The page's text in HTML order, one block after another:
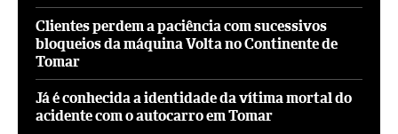
Clientes perdem a paciência com sucessivos
bloqueios da máquina Volta no Continente de
Tomar
Já é conhecida a identidade da vítima mortal do
acidente com o autocarro em Tomar